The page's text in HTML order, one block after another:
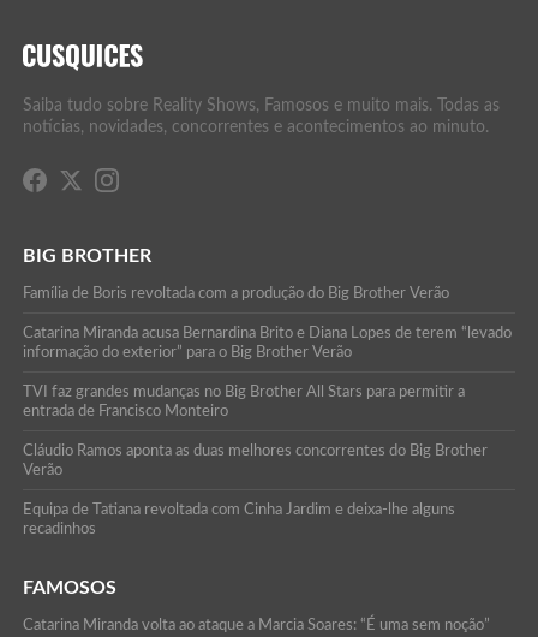
Saiba tudo sobre Reality Shows, Famosos e muito mais. Todas as
notícias, novidades, concorrentes e acontecimentos ao minuto.
BIG BROTHER
Família de Boris revoltada com a produção do Big Brother Verão
Catarina Miranda acusa Bernardina Brito e Diana Lopes de terem “levado
informação do exterior” para o Big Brother Verão
TVI faz grandes mudanças no Big Brother All Stars para permitir a
entrada de Francisco Monteiro
Cláudio Ramos aponta as duas melhores concorrentes do Big Brother
Verão
Equipa de Tatiana revoltada com Cinha Jardim e deixa-lhe alguns
recadinhos
FAMOSOS
Catarina Miranda volta ao ataque a Marcia Soares: “É uma sem noção”